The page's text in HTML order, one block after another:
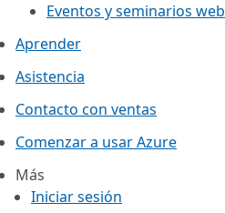
Eventos y seminarios web
Aprender
Asistencia
Contacto con ventas
Comenzar a usar Azure
Más
Iniciar sesión